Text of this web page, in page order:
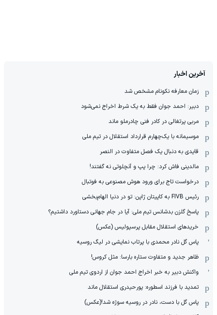
آخرین اخبار
زمان معارفه نکونام مشخص شد
دبیر: احمد جوان فقط به یک شرط اخراج نمی‌شود
مربی پرتغالی در کادر فنی چادرملو ماند
موسیمانه با یک‌چهارم قرارداد استقلال در تیم ملی
قایدی به دنبال یک فصل متفاوت در النصر
مالدینی فاش کرد: چرا پپ و آنچلوتی نه گفتند!
درخواست تاج برای ورود هوش مصنوعی به فوتبال
رئیس FIVB به کاپیتان ژاپن: تو در دنیا الهام‌بخشی
پاسخ گلزن بدشانس تیم ملی: آیا در جام جهانی دستاورد داشتیم؟
خریدهای استقلال مقابل پرسپولیس (عکس)
پاس گل نادر محمدی با پرتاب نمایشی در لیگ روسیه
ظاهر جدید و متفاوت ستاره بارسا: مثل کروس!
واکنش دبیر به خبر اخراج احمد جوان از اردوی تیم ملی
تمدید با فرزند اسطوره: پورحیدری استقلال ماند
پاس گل با دست، نادر در روسیه سوژه شد!(عکس)